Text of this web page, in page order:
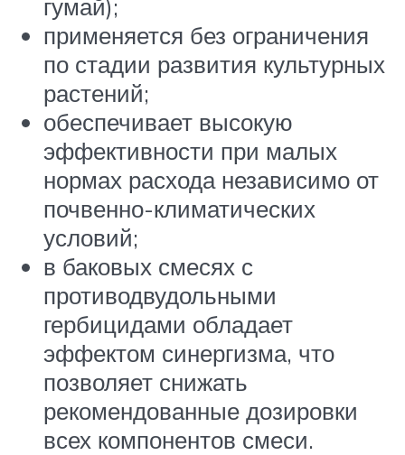
гумай);
применяется без ограничения
по стадии развития культурных
растений;
обеспечивает высокую
эффективности при малых
нормах расхода независимо от
почвенно-климатических
условий;
в баковых смесях с
противодвудольными
гербицидами обладает
эффектом синергизма, что
позволяет снижать
рекомендованные дозировки
всех компонентов смеси.